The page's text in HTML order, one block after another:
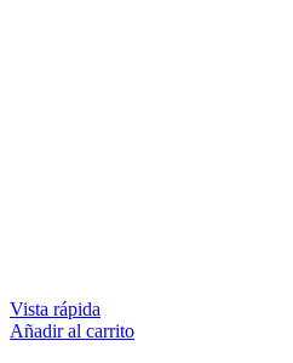
Vista rápida
Añadir al carrito